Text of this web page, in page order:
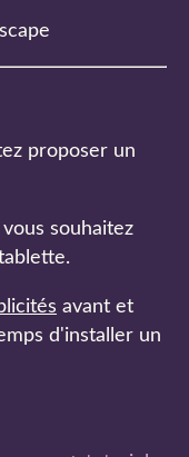
proposer un
souhaitez
avant et
d'installer un